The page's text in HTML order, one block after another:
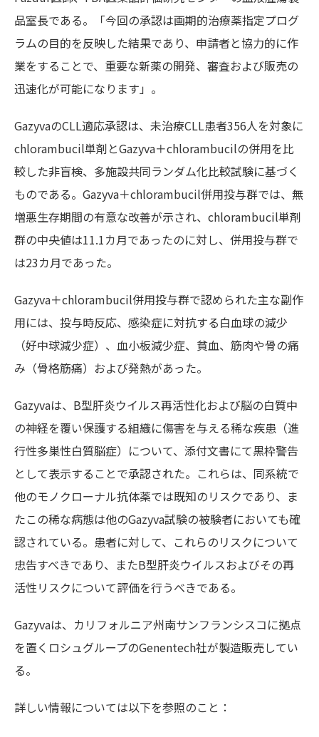
品室長である。「今回の承認は画期的治療薬指定プログ
ラムの目的を反映した結果であり、申請者と協力的に作
業をすることで、重要な新薬の開発、審査および販売の
迅速化が可能になります」。
GazyvaのCLL適応承認は、未治療CLL患者356人を対象に
chlorambucil単剤とGazyva＋chlorambucilの併用を比
較した非盲検、多施設共同ランダム化比較試験に基づく
ものである。Gazyva＋chlorambucil併用投与群では、無
増悪生存期間の有意な改善が示され、chlorambucil単剤
群の中央値は11.1カ月であったのに対し、併用投与群で
は23カ月であった。
Gazyva＋chlorambucil併用投与群で認められた主な副作
用には、投与時反応、感染症に対抗する白血球の減少
（好中球減少症）、血小板減少症、貧血、筋肉や骨の痛
み（骨格筋痛）および発熱があった。
Gazyvaは、B型肝炎ウイルス再活性化および脳の白質中
の神経を覆い保護する組織に傷害を与える稀な疾患（進
行性多巣性白質脳症）について、添付文書にて黒枠警告
として表示することで承認された。これらは、同系統で
他のモノクローナル抗体薬では既知のリスクであり、ま
たこの稀な病態は他のGazyva試験の被験者においても確
認されている。患者に対して、これらのリスクについて
忠告すべきであり、またB型肝炎ウイルスおよびその再
活性リスクについて評価を行うべきである。
Gazyvaは、カリフォルニア州南サンフランシスコに拠点
を置くロシュグループのGenentech社が製造販売してい
る。
詳しい情報については以下を参照のこと：